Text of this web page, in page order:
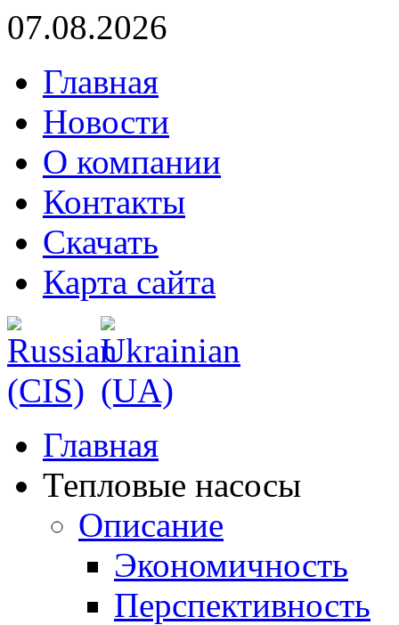
07.08.2026
Главная
Новости
О компании
Контакты
Скачать
Карта сайта
Главная
Тепловые насосы
Описание
Экономичность
Перспективность